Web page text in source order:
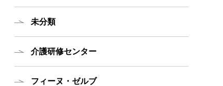
未分類
介護研修センター
フィーヌ・ゼルブ